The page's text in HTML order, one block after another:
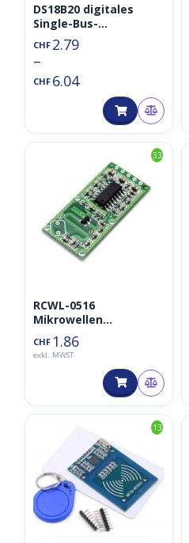
DS18B20 digitales
Single-Bus-
Temperatursensormo
dul/TO-92
CHF 2.79
–
CHF 6.04
33
RCWL-0516
Mikrowellen
Radarsensor
CHF 1.86
exkl. MWST
13